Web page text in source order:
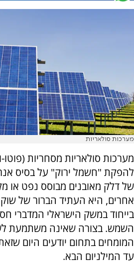
מערכות סולאריות
מערכות סולאריות מסחריות (פוטו-
להפקת "חשמל ירוק" על בסיס
של דלק מאובנים מבוסס נפט או
אחרים, היא העתיד הברור של
בייחוד במשק הישראלי המדברי
השמש. בצורה שאינה משתמעת
המומחים בתחום יודעים היום
עד המילניום הבא.